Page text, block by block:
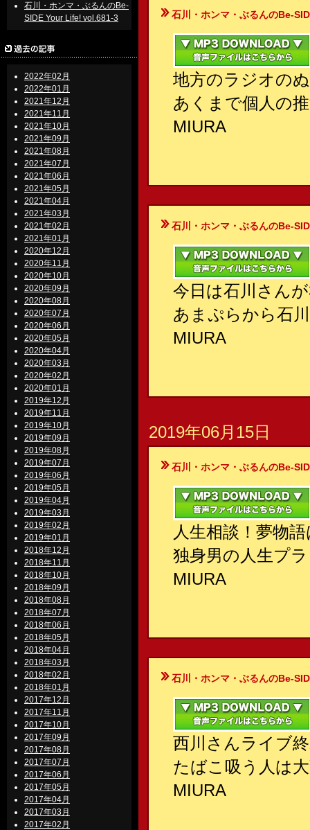
石川・ホンマ・ぶるんのBe-
SIDE Your Life! vol.681-3
2022年02月
2022年01月
2021年12月
2021年11月
2021年10月
2021年09月
2021年08月
2021年07月
2021年06月
2021年05月
2021年04月
2021年03月
2021年02月
2021年01月
2020年12月
2020年11月
2020年10月
2020年09月
2020年08月
2020年07月
2020年06月
2020年05月
2020年04月
2020年03月
2020年02月
2020年01月
2019年12月
2019年11月
2019年10月
2019年09月
2019年08月
2019年07月
2019年06月
2019年05月
2019年04月
2019年03月
2019年02月
2019年01月
2018年12月
2018年11月
2018年10月
2018年09月
2018年08月
2018年07月
2018年06月
2018年05月
2018年04月
2018年03月
2018年02月
2018年01月
2017年12月
2017年11月
2017年10月
2017年09月
2017年08月
2017年07月
2017年06月
2017年05月
2017年04月
2017年03月
2017年02月
石川・ホンマ・ぶるんのBe-
地方のラジオの
あくまで個人の
MIURA
石川・ホンマ・ぶるんのBe-
今日は石川さん
あまぷらから石
MIURA
2019年06月15日
石川・ホンマ・ぶるんのBe-
人生相談！夢物
独身男の人生プ
MIURA
石川・ホンマ・ぶるんのBe-
西川さんライブ
たばこ吸う人は
MIURA